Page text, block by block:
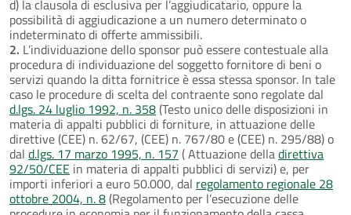
d) la clausola di esclusiva per l’aggiudicatario, oppure la
possibilità di aggiudicazione a un numero determinato o
indeterminato di offerte ammissibili.
2. L’individuazione dello sponsor può essere contestuale alla
procedura di individuazione del soggetto fornitore di beni o
servizi quando la ditta fornitrice è essa stessa sponsor. In tale
caso le procedure di scelta del contraente sono regolate dal
d.lgs. 24 luglio 1992, n. 358(Testo unico delle disposizioni in
materia di appalti pubblici di forniture, in attuazione delle
direttive (CEE) n. 62/67, (CEE) n. 767/80 e (CEE) n. 295/88) o
dal d.lgs. 17 marzo 1995, n. 157 ( Attuazione delladirettiva
92/50/CEE in materia di appalti pubblici di servizi) e, per
importi inferiori a euro 50.000, dal regolamento regionale 28
ottobre 2004, n. 8(Regolamento per l’esecuzione delle